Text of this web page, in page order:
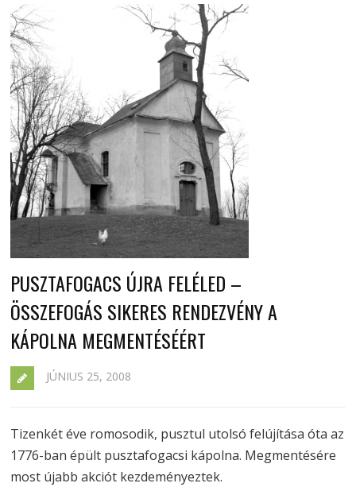
PUSZTAFOGACS ÚJRA FELÉLED –
ÖSSZEFOGÁS SIKERES RENDEZVÉNY A
KÁPOLNA MEGMENTÉSÉÉRT
JÚNIUS 25, 2008
Tizenkét éve romosodik, pusztul utolsó felújítása óta az
1776-ban épült pusztafogacsi kápolna. Megmentésére
most újabb akciót kezdeményeztek.